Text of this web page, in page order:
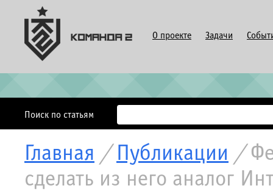
О проекте Задачи
Поиск по статьям
Главная / Публикации /
сделать из него аналог